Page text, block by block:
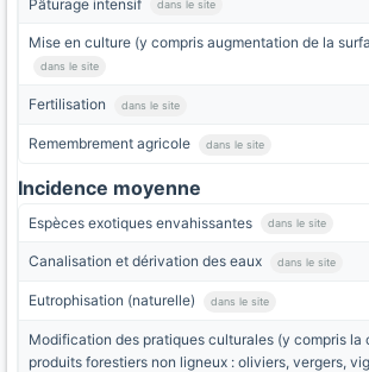
Pâturage intensif dans le site
Mise en culture (y compris augmentation de la
dans le site
Fertilisation dans le site
Remembrement agricole dans le site
Incidence moyenne
Espèces exotiques envahissantes dans le site
Canalisation et dérivation des eaux dans le site
Eutrophisation (naturelle) dans le site
Modification des pratiques culturales (y compris la
produits forestiers non ligneux : oliviers, vergers,